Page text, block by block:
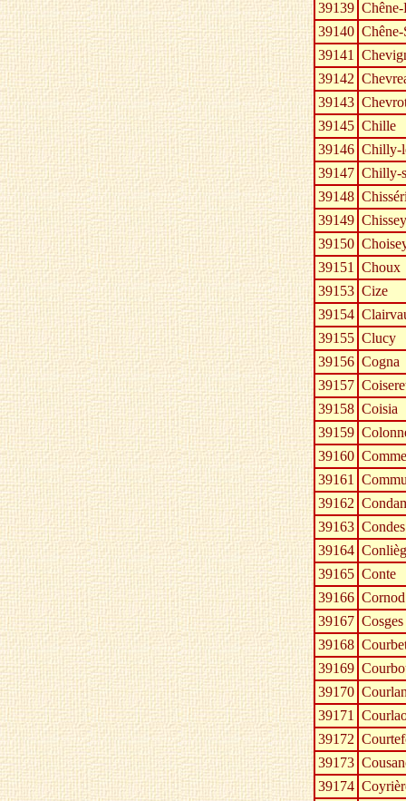
39139
39140 Chêne-
39141
39142
39143
39145 Chille
39146 Chilly-
39147 Chilly-
39148
39149
39150
39151 Choux
39153 Cize
39154
39155 Clucy
39156 Cogna
39157
39158 Coisia
39159
39160
39161
39162
39163 Condes
39164
39165 Conte
39166 Cornod
39167 Cosges
39168
39169
39170
39171
39172
39173
39174